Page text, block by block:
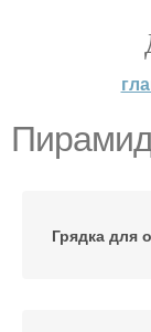
Грядка для